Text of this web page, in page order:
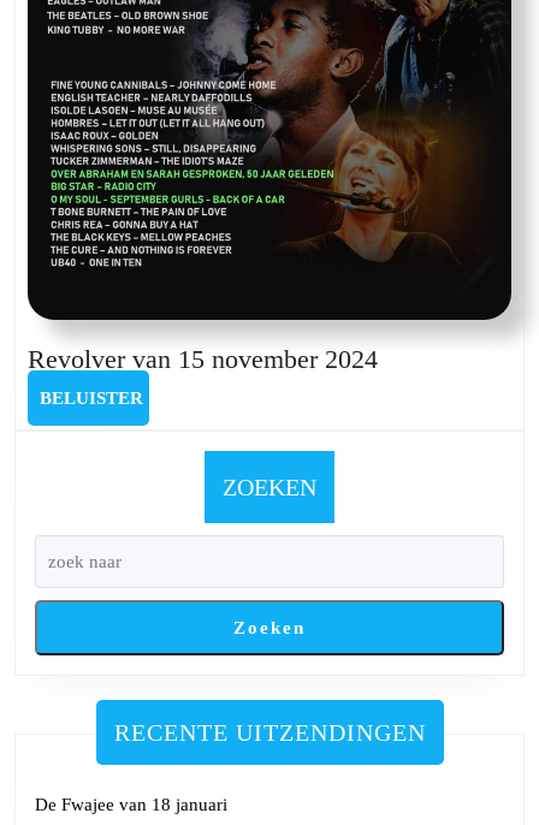
Revolver van 15 november 2024Revolver
BELUISTER
ZOEKEN
Zoeken
RECENTE UITZENDINGEN
De Fwajee van 18 januari